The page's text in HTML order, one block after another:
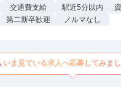
交通費支給 駅近5分以内
第二新卒歓迎 ノルマなし
いま見ている求人へ応募してみまし